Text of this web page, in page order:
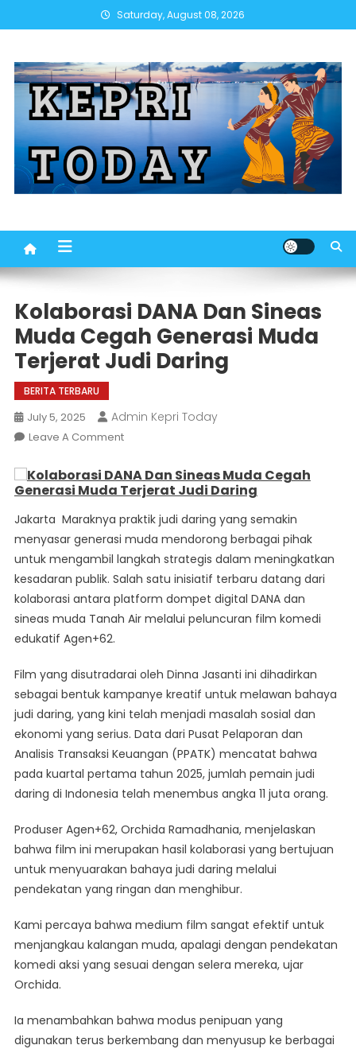
to
Saturday, August 08, 2026
Kolaborasi DANA Dan Sineas
Muda Cegah Generasi Muda
Terjerat Judi Daring
BERITA TERBARU
July 5, 2025 Admin Kepri Today
Leave A CommentOn
DANA
Dan
Muda
Cegah
Generasi
Muda
Terjerat
Judi
Jakarta  Maraknya praktik judi daring yang semakin
menyasar generasi muda mendorong berbagai pihak
untuk mengambil langkah strategis dalam meningkatkan
kesadaran publik. Salah satu inisiatif terbaru datang dari
kolaborasi antara platform dompet digital DANA dan
sineas muda Tanah Air melalui peluncuran film komedi
edukatif Agen+62.
Film yang disutradarai oleh Dinna Jasanti ini dihadirkan
sebagai bentuk kampanye kreatif untuk melawan bahaya
judi daring, yang kini telah menjadi masalah sosial dan
ekonomi yang serius. Data dari Pusat Pelaporan dan
Analisis Transaksi Keuangan (PPATK) mencatat bahwa
pada kuartal pertama tahun 2025, jumlah pemain judi
daring di Indonesia telah menembus angka 11 juta orang.
Produser Agen+62, Orchida Ramadhania, menjelaskan
bahwa film ini merupakan hasil kolaborasi yang bertujuan
untuk menyuarakan bahaya judi daring melalui
pendekatan yang ringan dan menghibur.
Kami percaya bahwa medium film sangat efektif untuk
menjangkau kalangan muda, apalagi dengan pendekatan
komedi aksi yang sesuai dengan selera mereka, ujar
Orchida.
Ia menambahkan bahwa modus penipuan yang
digunakan terus berkembang dan menyusup ke berbagai